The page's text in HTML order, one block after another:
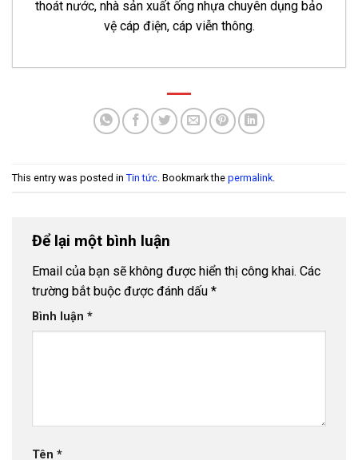
thoát nước, nhà sản xuất ống nhựa chuyên dụng bảo
vệ cáp điện, cáp viễn thông.
Bảng báo giá ống nhựa HDPE Hoa Sen 2026
Tháng 7, 2026
Bảng báo giá ống nhựa uPVC Hoa Sen 2026
Ống Nhựa uPVC D500 PN4 Thuận Phát
Ống Nhựa uPVC D450 PN4 Thuận Phát
Tháng 12, 2025
Ống Nhựa uPVC D400 PN4 Thuận Phát
Tháng 12, 2025
Ống Nhựa uPVC D355 PN4 Thuận Phát - 20
Ống Nhựa uPVC D280 PN4 Thuận Phát - 16
This entry was posted in Tin tức . Bookmark the permalink
Để lại một bình luận
Email của bạn sẽ không được hiển thị công khai. Các
trường bắt buộc được đánh dấu *
Bình luận *
Tên *